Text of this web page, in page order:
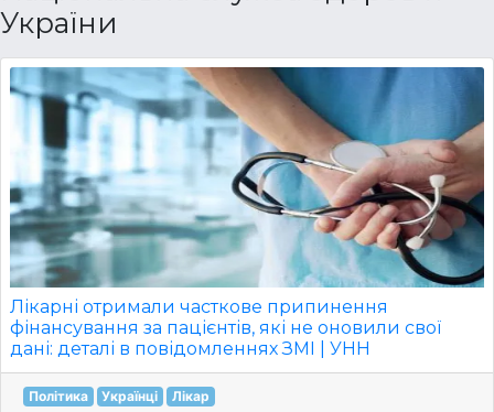
України
Лікарні отримали часткове припинення
фінансування за пацієнтів, які не оновили свої
дані: деталі в повідомленнях ЗМІ | УНН
Політика Українці Лікар